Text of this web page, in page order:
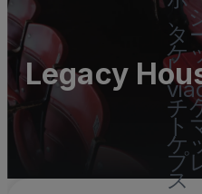
、
タ
ケ
|
チ
ト
ケ
プ
ス
Legacy